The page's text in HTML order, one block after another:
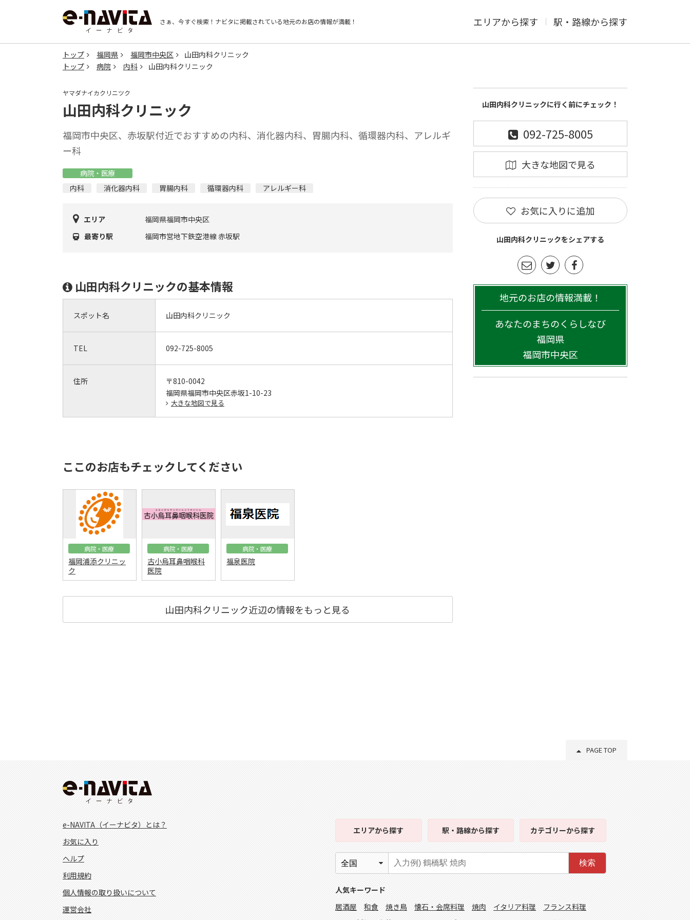
さぁ、今すぐ検索！ ナビタに掲載されている地元のお店の情報が満載！ エリアから探す 駅・路線から探す
トップ 福岡県 福岡市中央区
山田内科クリニック
トップ
病院 内科 山田内科クリニック
ヤマダナイカクリニツク
山田内科クリニック
福岡市中央区、赤坂駅付近でおすすめの内科、消化器内科、胃腸内科、循環器内科、アレルギ
ー科
病院・医療
内科
消化器内科 胃腸内科 循環器内科 アレルギー科
エリア
福岡県福岡市中央区
最寄り駅
福岡市営地下鉄空港線 赤坂駅
山田内科クリニックの基本情報
スポット名 山田内科クリニック
TEL 092-725-8005
住所
〒810-0042
福岡県福岡市中央区赤坂1-10-23
大きな地図で見る
ここのお店もチェックしてください
病院・医療
福岡浦添クリニッ
ク
病院・医療
古小烏耳鼻咽喉科
医院
病院・医療
福泉医院
山田内科クリニック近辺の情報をもっと見る
山田内科クリニックに行く前にチェック！
092-725-8005
大きな地図で見る
お気に入りに追加
山田内科クリニックをシェアする
地元のお店の情報満載！
あなたのまちのくらしなび
福岡県
福岡市中央区
PAGE TOP
e-NAVITA（イーナビタ）とは？
お気に入り
ヘルプ
利用規約
個人情報の取り扱いについて
運営会社
エリアから探す 駅・路線から探す カテゴリーから探す
検索
人気キーワード
居酒屋
和食 焼き鳥 懐石・会席料理 焼肉 イタリア料理
フランス料理